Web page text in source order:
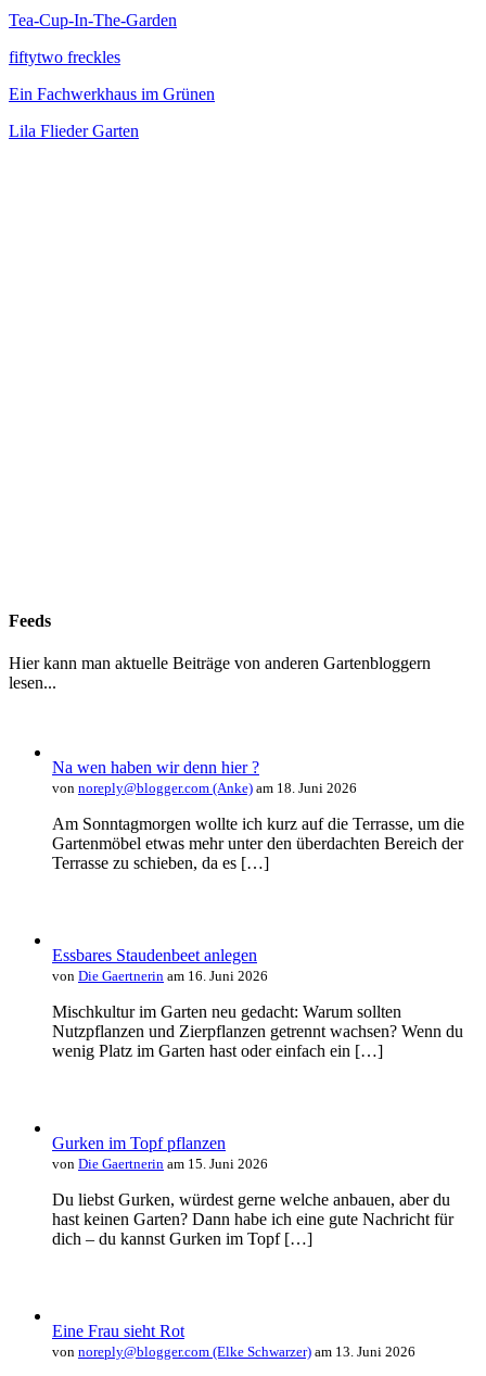
Tea-Cup-In-The-Garden
fiftytwo freckles
Ein Fachwerkhaus im Grünen
Lila Flieder Garten
Feeds
Hier kann man aktuelle Beiträge von anderen Gartenbloggern
lesen...
Na wen haben wir denn hier ?
von noreply@blogger.com (Anke) am 18. Juni 2026
Am Sonntagmorgen wollte ich kurz auf die Terrasse, um die
Gartenmöbel etwas mehr unter den überdachten Bereich der
Terrasse zu schieben, da es […]
Essbares Staudenbeet anlegen
von Die Gaertnerin am 16. Juni 2026
Mischkultur im Garten neu gedacht: Warum sollten
Nutzpflanzen und Zierpflanzen getrennt wachsen? Wenn du
wenig Platz im Garten hast oder einfach ein […]
Gurken im Topf pflanzen
von Die Gaertnerin am 15. Juni 2026
Du liebst Gurken, würdest gerne welche anbauen, aber du
hast keinen Garten? Dann habe ich eine gute Nachricht für
dich – du kannst Gurken im Topf […]
Eine Frau sieht Rot
von noreply@blogger.com (Elke Schwarzer) am 13. Juni 2026